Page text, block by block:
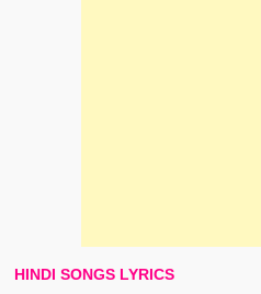
HINDI SONGS LYRICS